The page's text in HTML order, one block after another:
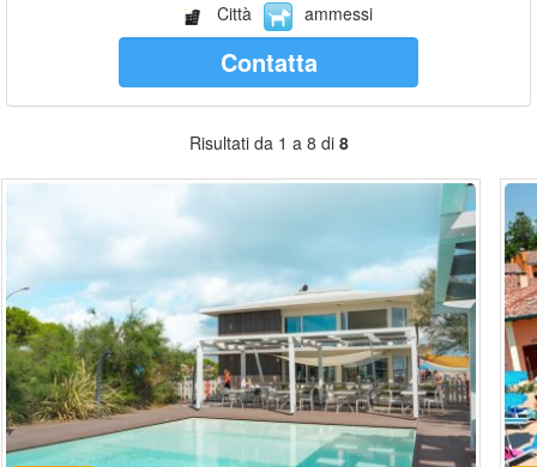
Città
ammessi
Contatta
Risultati da 1 a 8 di 8